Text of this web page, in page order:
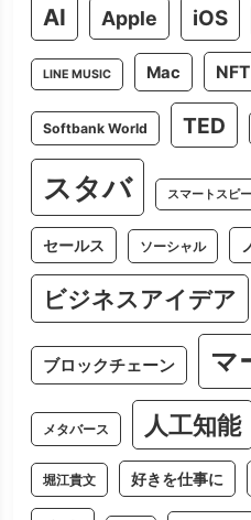
AI Apple iOS
LINE MUSIC Mac NFT
Softbank World TED
スタバ スマートスピ
セールス ソーシャル
ビジネスアイデア
ブロックチェーン マ
メタバース 人工知能
堀江貴文 好きを仕事に